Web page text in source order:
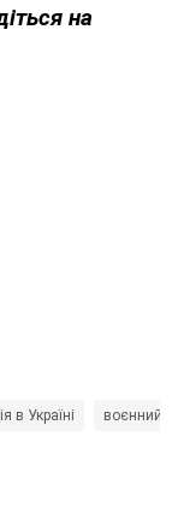
на
в Україні воєнний